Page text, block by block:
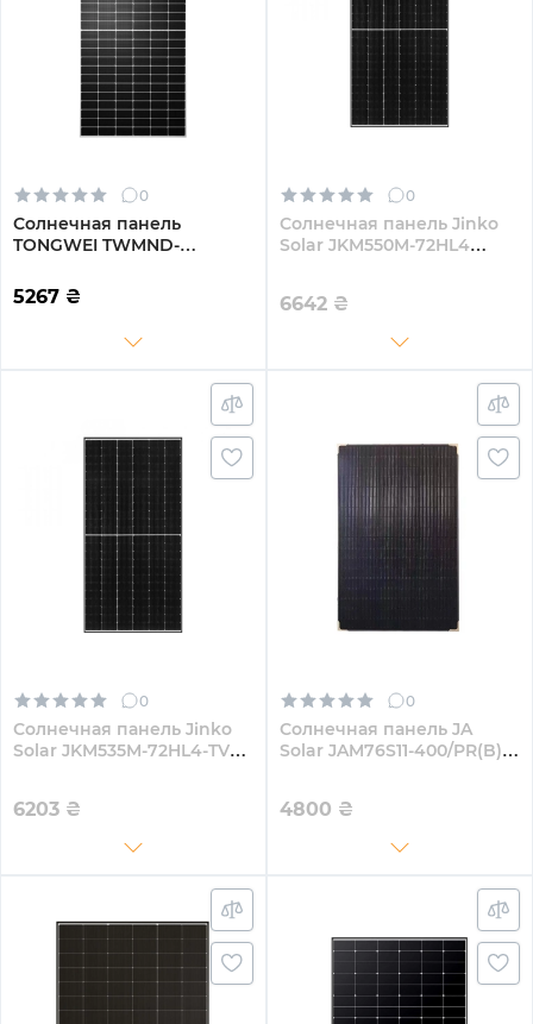
0
Солнечная панель
TONGWEI TWMND-
72HD575W)
5267 ₴
0
Солнечная панель Jinko
Solar JKM550M-72HL4
6642 ₴
0
Солнечная панель Jinko
Solar JKM535M-72HL4-TV
6203 ₴
0
Солнечная панель JA
Solar JAM76S11-400/PR(B)
4800 ₴